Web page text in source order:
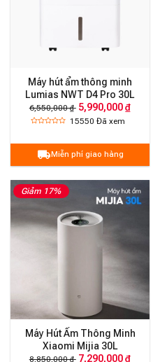
Máy hút ẩm thông minh
Lumias NWT D4 Pro 30L
6,550,000 ₫ 5,990,000 ₫
15550Đã xem
Miễn phí giao hàng
Giảm 17%
Máy Hút Ẩm Thông Minh
Xiaomi Mijia 30L
8,850,000 ₫ 7,290,000 ₫